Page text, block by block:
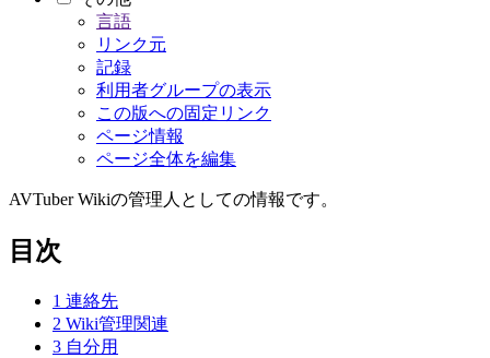
言語
リンク元
記録
利用者グループの表示
この版への固定リンク
ページ情報
ページ全体を編集
AVTuber Wikiの管理人としての情報です。
目次
1 連絡先
2 Wiki管理関連
3 自分用